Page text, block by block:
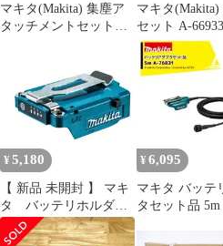
マキタ(Makita) 集塵ア
タッチメントセット品
マキタ(Makita)
セット A-
¥ 5,180
【 新品 未開封 】 マキ
タ バッテリホルダ
A A-72154 未使用 送
料無料
¥ 6,095
マキタ バッテ
タセット品 5m